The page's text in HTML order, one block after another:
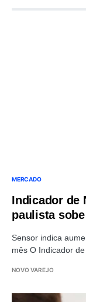
MERCADO
Indicador de
paulista
Sensor indica
mês O Indicador
NOVO VAREJO